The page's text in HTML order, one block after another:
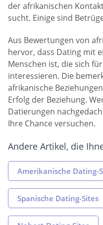
der afrikanischen
sucht. Einige sind
Aus Bewertungen von
hervor, dass Dating mit
Menschen ist, die sich
interessieren. Die
afrikanische
Erfolg der Beziehung.
Datierungen
Ihre Chance versuchen.
Andere Artikel, die
Amerikanische Dating-
Spanische Dating-Sites